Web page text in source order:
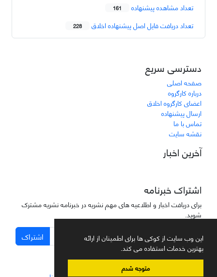
این وب سایت از کوکی ها برای اطمینان از ارائه
بهترین خدمات استفاده می کند.
متوجه شدم
تعداد مشاهده پیشنهاده 161
تعداد دریافت فایل اصل پیشنهاده اخلاق 228
دسترسی سریع
صفحه اصلی
درباره کارگروه
اعضای کارگروه اخلاق
ارسال پیشنهاده
تماس با ما
نقشه سایت
آخرین اخبار
اشتراک خبرنامه
برای دریافت اخبار و اطلاعیه های مهم نشریه در خبرنامه نشریه مشترک
شوید.
اشتراک